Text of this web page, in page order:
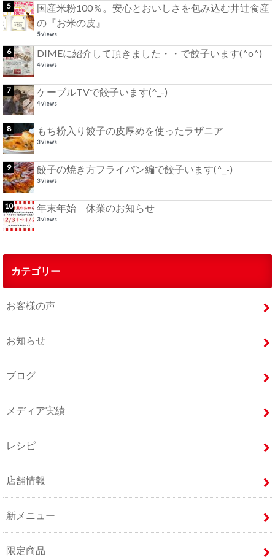
国産米粉100％。安心とおいしさを包み込む井辻食産
の『お米の皮』
5 views
DIMEに紹介して頂きました・・で餃子います(^o^)
4 views
ケーブルTVで餃子います(^_-)
4 views
もち粉入り餃子の皮厚めを使ったラザニア
3 views
餃子の焼き方フライパン編で餃子います(^_-)
3 views
年末年始 休業のお知らせ
3 views
カテゴリー
お客様の声
お知らせ
ブログ
メディア実績
レシピ
店舗情報
新メニュー
限定商品